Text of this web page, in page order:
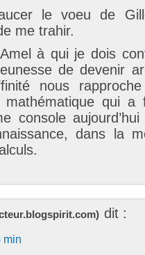
le voeu de
me trahir.
à qui je dois
de devenir
nous
mathématique qui
console
dans la
) dit :
min